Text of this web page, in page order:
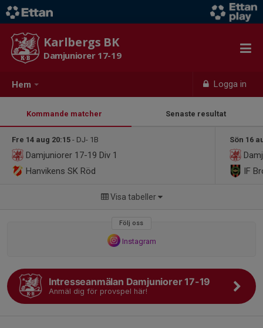
Hem Logga in
Karlbergs BK
Damjuniorer 17-19
Kommande matcher Senaste resultat
Fre 14 aug 20:15 - DJ- 1B
Damjuniorer 17-19 Div 1
Hanvikens SK Röd
Sön 16
IF
Visa tabeller
Följ oss
Instagram
Intresseanmälan Damjuniorer 17-19
Anmäl dig för provspel här!